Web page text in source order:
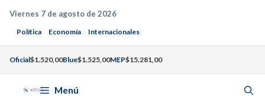
Saltar
contenido
Viernes 7 de agosto de 2026
Política Economía Internacionales
Oficial$1.520,00Blue$1.525,00MEP$15.281,00
Menú